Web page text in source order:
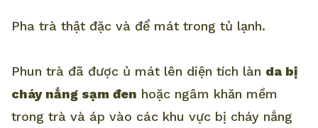
Pha trà thật đặc và để mát trong tủ lạnh.
Phun trà đã được ủ mát lên diện tích làn da bị
cháy nắng sạm đen hoặc ngâm khăn mềm
trong trà và áp vào các khu vực bị cháy nắng